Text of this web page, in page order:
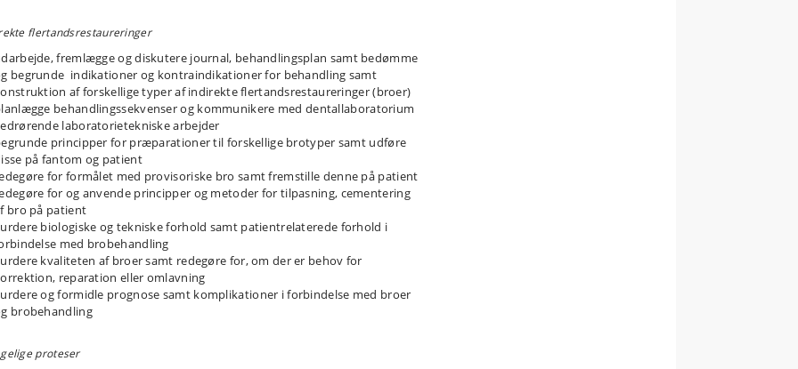
flertandsrestaureringer
fremlægge og diskutere journal, behandlingsplan samt bedømme
begrunde indikationer og kontraindikationer for behandling samt
af forskellige typer af indirekte flertandsrestaureringer (broer)
behandlingssekvenser og kommunikere med dentallaboratorium
laboratorietekniske arbejder
principper for præparationer til forskellige brotyper samt udføre
på fantom og patient
for formålet med provisoriske bro samt fremstille denne på patient
for og anvende principper og metoder for tilpasning, cementering
bro på patient
biologiske og tekniske forhold samt patientrelaterede forhold i
med brobehandling
kvaliteten af broer samt redegøre for, om der er behov for
reparation eller omlavning
og formidle prognose samt komplikationer i forbindelse med broer
brobehandling
proteser